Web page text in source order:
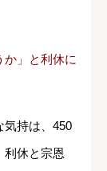
」と利休に
持は、450
利休と宗恩